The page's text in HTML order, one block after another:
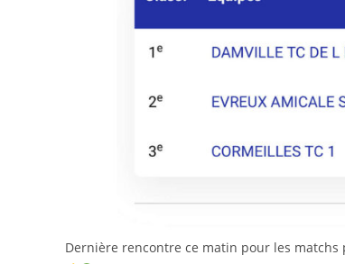
Dernière rencontre ce matin pour les